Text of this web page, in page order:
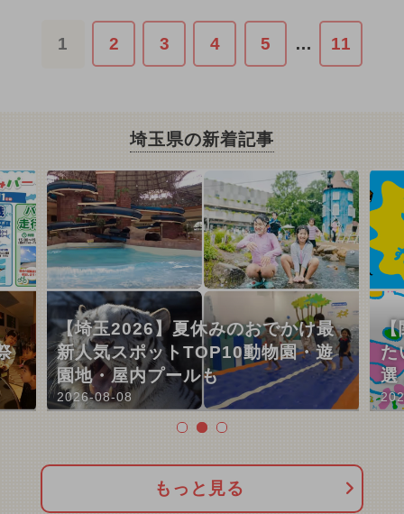
1 2 3 4 5 … 11
埼玉県の新着記事
【埼玉2026】夏休みのおでかけ最
新人気スポットTOP10動物園・遊
園地・屋内プールも
2026-08-08
【
た
選
もっと見る